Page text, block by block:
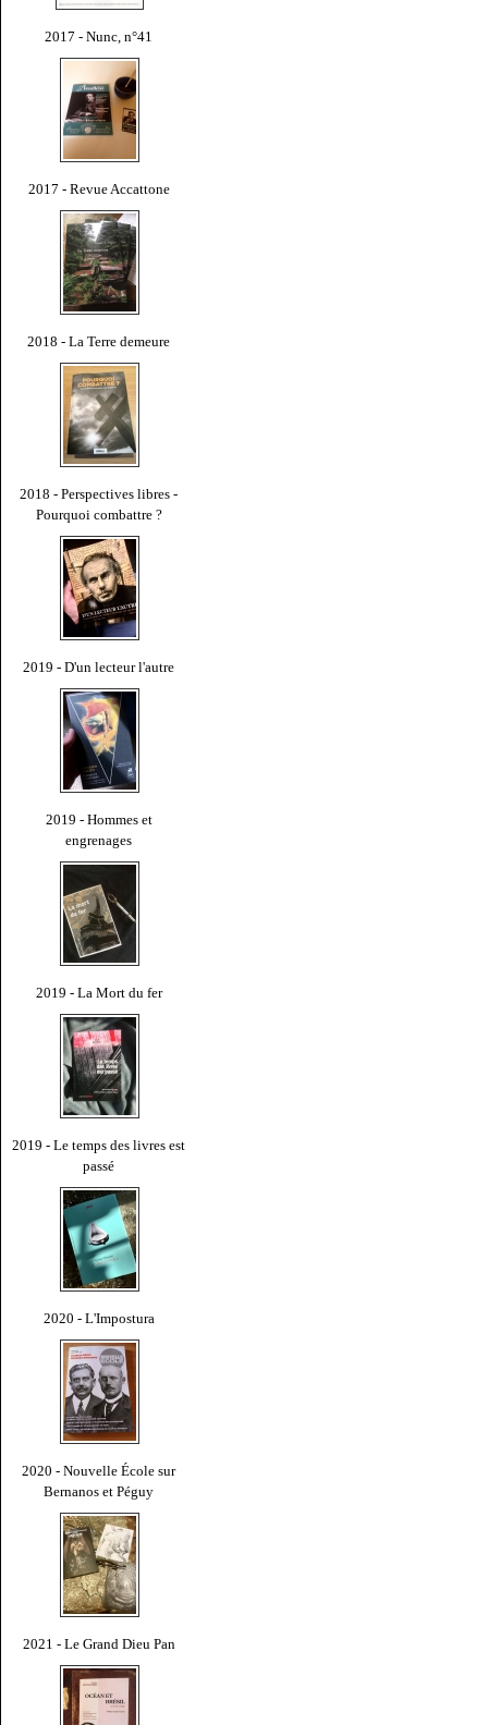
2017 - Nunc, n°41
2017 - Revue Accattone
2018 - La Terre demeure
2018 - Perspectives libres -
Pourquoi combattre ?
2019 - D'un lecteur l'autre
2019 - Hommes et
engrenages
2019 - La Mort du fer
2019 - Le temps des livres est
passé
2020 - L'Impostura
2020 - Nouvelle École sur
Bernanos et Péguy
2021 - Le Grand Dieu Pan